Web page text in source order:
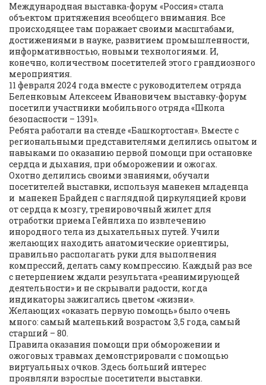
Международная выставка-форум «Россия» стала
объектом притяжения всеобщего внимания. Все
происходящее там поражает своими масштабами,
достижениями в науке, развитием промышленности,
информативностью, новыми технологиями. И,
конечно, количеством посетителей этого грандиозного
мероприятия.
11 февраля 2024 года вместе с руководителем отряда
Беленковым Алексеем Ивановичем выставку-форум
посетили участники мобильного отряда «Школа
безопасности – 1391».
Ребята работали на стенде «Башкортостан». Вместе с
региональными представителями делились опытом и
навыками по оказанию первой помощи при остановке
сердца и дыхания, при обморожении и ожогах.
Охотно делились своими знаниями, обучали
посетителей выставки, используя манекен младенца
и манекен Брайден с наглядной циркуляцией крови
от сердца к мозгу, тренировочный жилет для
отработки приема Гейнлиха по извлечению
инородного тела из дыхательных путей. Учили
желающих находить анатомические ориентиры,
правильно располагать руки для выполнения
компрессий, делать саму компрессию. Каждый раз все
с нетерпением ждали результата «реанимирующей
деятельности» и не скрывали радости, когда
индикаторы зажигались цветом «жизни».
Желающих «оказать первую помощь» было очень
много: самый маленький возрастом 3,5 года, самый
старший – 80.
Правила оказания помощи при обморожении и
ожоговых травмах демонстрировали с помощью
виртуальных очков. Здесь больший интерес
проявляли взрослые посетители выставки.